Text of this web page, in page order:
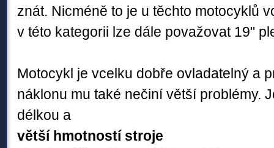
znát. Nicméně to je u těchto motocyklů
v této kategorii lze dále považovat 19"
Motocykl je vcelku dobře ovladatelný a
náklonu mu také nečiní větší problémy.
délkou a
větší hmotností stroje